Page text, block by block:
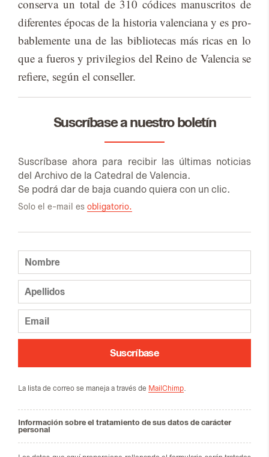
con­ser­va un to­tal de 310 có­di­ces ma­nus­cri­tos de
di­fe­ren­tes épo­cas de la his­to­ria va­len­cia­na y es pro­
ba­ble­men­te una de las bi­blio­te­cas más ri­cas en lo
que a fue­ros y pri­vi­le­gios del Reino de Va­len­cia se
re­fie­re, se­gún el con­se­ller.
Suscríbase a nuestro boletín
Sus­crí­ba­se aho­ra para re­ci­bir las úl­ti­mas no­ti­cias
del Ar­chi­vo de la Ca­te­dral de Va­len­cia.
Se po­drá dar de baja cuan­do quie­ra con un clic.
Solo el e-mail es obligatorio.
Suscríbase
La lis­ta de co­rreo se ma­ne­ja a tra­vés de MailChimp
Información sobre el tratamiento de sus datos de carácter
personal